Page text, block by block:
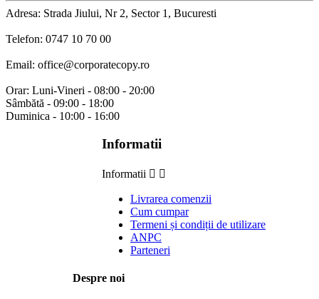
Adresa: Strada Jiului, Nr 2, Sector 1, Bucuresti
Telefon: 0747 10 70 00
Email: office@corporatecopy.ro
Orar: Luni-Vineri - 08:00 - 20:00
Sâmbătă - 09:00 - 18:00
Duminica - 10:00 - 16:00
Informatii
Informatii  
Livrarea comenzii
Cum cumpar
Termeni și condiții de utilizare
ANPC
Parteneri
Despre noi